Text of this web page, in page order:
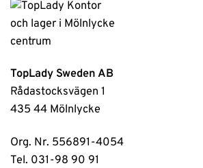
TopLady Sweden AB
Rådastocksvägen 1
435 44 Mölnlycke
Org. Nr. 556891-4054
Tel. 031-98 90 91